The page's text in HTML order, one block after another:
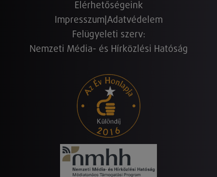
Elérhetőségeink
Impresszum Adatvédelem
Felügyeleti szerv:
Nemzeti Média- és Hírközlési Hatóság